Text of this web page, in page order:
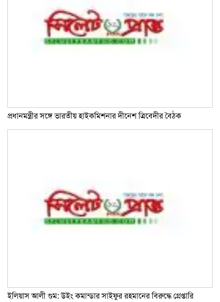
প্রধানমন্ত্রীর সঙ্গে ভারতীয় হাইকমিশনার দীনেশ ত্রিবেদীর বৈঠক
ইলিয়াস আলী গুম: উইং কমান্ডার সাইফুর রহমানের বিরুদ্ধে গ্রেপ্তারি